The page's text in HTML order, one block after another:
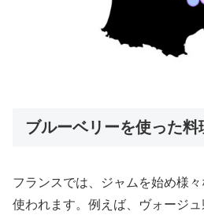
ブルーベリーを使った料
フランスでは、ジャムを始め様
使われます。例えば、ヴォージ